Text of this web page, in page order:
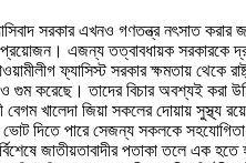
সরকার এখনও গণতন্ত্র নৎসাত
প্রয়োজন। এজন্য তত্বাবধায়ক
ফ্যাসিস্ট সরকার ক্ষমতায় থেকে
ও গুম করেছে। তাদের বিচার অবশ্যই
বেগম খালেদা জিয়া সকলের দোয়ায়
ভোট দিতে পারে সেজন্য সকলকে
জাতীয়তাবাদীর পতাকা তলে এক